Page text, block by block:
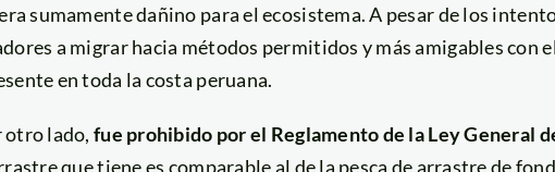
sumamente dañino para el ecosistema. A pesar de los
a migrar hacia métodos permitidos y más amigables con
en toda la costa peruana.
otro lado,fue prohibido por el Reglamento de la Ley General
que tiene es comparable al de la pesca de arrastre de